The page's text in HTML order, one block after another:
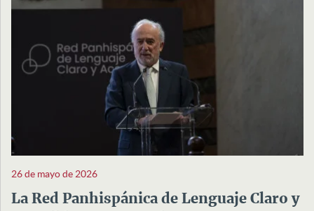
26 de mayo de 2026
La Red Panhispánica de Lenguaje Claro y